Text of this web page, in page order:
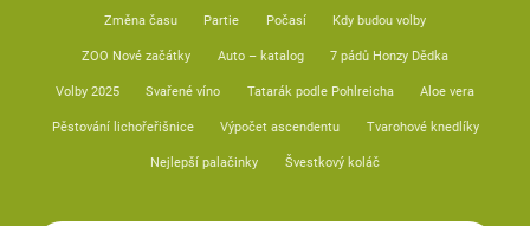
Změna času Partie Počasí Kdy budou volby
ZOO Nové začátky Auto – katalog 7 pádů Honzy Dědka
Volby 2025 Svařené víno Tatarák podle Pohlreicha Aloe vera
Pěstování lichořeřišnice Výpočet ascendentu Tvarohové knedlíky
Nejlepší palačinky Švestkový koláč